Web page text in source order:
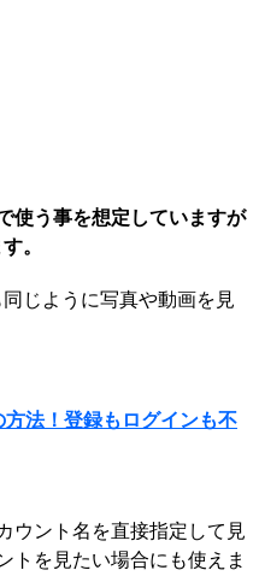
使う事を想定していますが
。
じように写真や動画を見
法！登録もログインも不
ウント名を直接指定して見
トを見たい場合にも使えま